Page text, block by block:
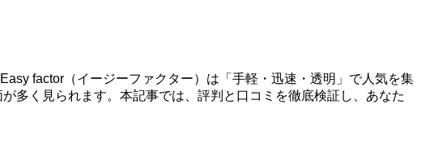
factor（イージーファクター）は「手軽・迅速・透明」で人気を集
多く見られます。本記事では、評判と口コミを徹底検証し、あなた